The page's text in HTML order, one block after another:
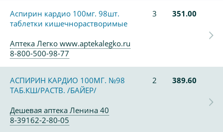
Аспирин кардио 100мг. 98шт.
таблетки кишечнорастворимые
3 351.00
Аптека Легко www.aptekalegko.ru
8-800-500-98-77
АСПИРИН КАРДИО 100МГ. №98
ТАБ.КШ/РАСТВ. /БАЙЕР/
2 389.60
Дешевая аптека Ленина 40
8-39162-2-80-05